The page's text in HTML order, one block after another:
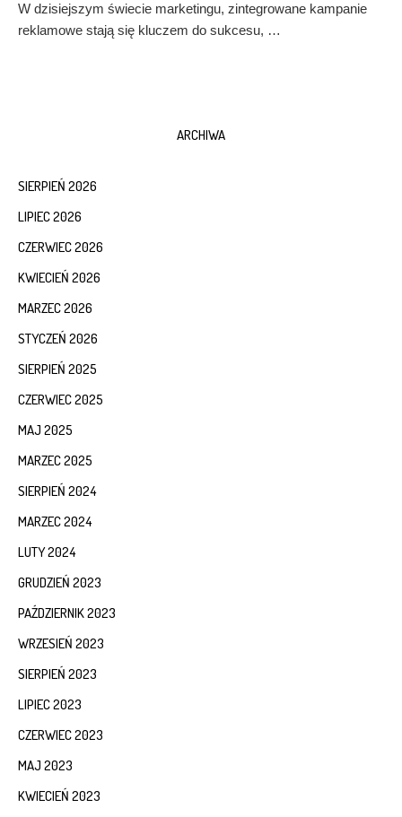
W dzisiejszym świecie marketingu, zintegrowane kampanie
reklamowe stają się kluczem do sukcesu, …
ARCHIWA
SIERPIEŃ 2026
LIPIEC 2026
CZERWIEC 2026
KWIECIEŃ 2026
MARZEC 2026
STYCZEŃ 2026
SIERPIEŃ 2025
CZERWIEC 2025
MAJ 2025
MARZEC 2025
SIERPIEŃ 2024
MARZEC 2024
LUTY 2024
GRUDZIEŃ 2023
PAŹDZIERNIK 2023
WRZESIEŃ 2023
SIERPIEŃ 2023
LIPIEC 2023
CZERWIEC 2023
MAJ 2023
KWIECIEŃ 2023